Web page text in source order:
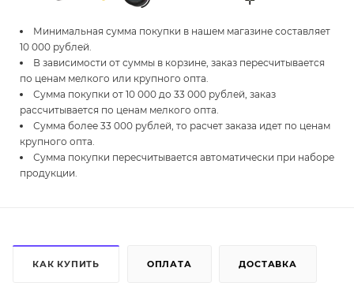
Минимальная сумма покупки в нашем магазине составляет
10 000 рублей.
В зависимости от суммы в корзине, заказ пересчитывается
по ценам мелкого или крупного опта.
Сумма покупки от 10 000 до 33 000 рублей, заказ
рассчитывается по ценам мелкого опта.
Сумма более 33 000 рублей, то расчет заказа идет по ценам
крупного опта.
Сумма покупки пересчитывается автоматически при наборе
продукции.
КАК КУПИТЬ ОПЛАТА ДОСТАВКА